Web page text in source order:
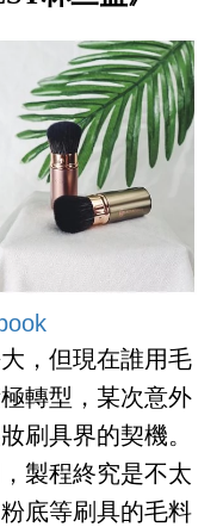
，但現在誰用毛
轉型，某次意外
刷具界的契機。
製程終究是不太
底等刷具的毛料